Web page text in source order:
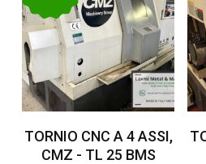
Leggi Tutto
TORNIO CNC A 4 ASSI,
CMZ - TL 25 BMS